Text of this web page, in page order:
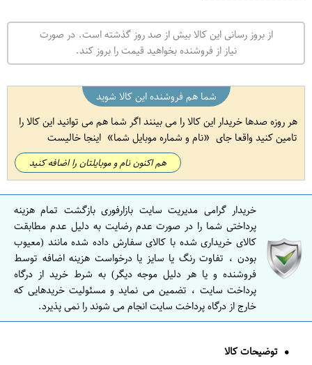
از بروز رسانی این کالا بیش از صد روز گذشته است. در صورت
نیاز از فروشنده بخواهید قیمت را بروز کند.
شما هم فروشنده این کالا شوید
هر روزه صدها خریدار این کالا را می بینند اگر شما هم می توانید این کالا را
تامین کنید واقعا جای
نام و شماره موبایل شما اینجا خالیست
هم اکنون نام و موبایلتان را اضافه کنید
خریدار گرامی مدیریت سایت بازارفوری بازگشت تمام هزینه
پرداختی شما را در صورت عدم رضایت به دلیل عدم مطابقت
کالای خریداری شده با کالای سفارش داده شده مانند (معیوب
بودن ، تفاوت رنگ یا سایز یا درخواست هزینه اضافه توسط
فروشنده و یا هر دلیل موجه دیگر) به شرط خرید از درگاه
پرداخت سایت ، تضمین می نماید و مسئولیت خریدهایی که
خارج از درگاه پرداخت سایت انجام می شوند را نمی پذیرد.
توضیحات کالا